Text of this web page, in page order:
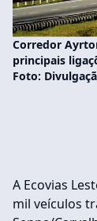
Corredor
principais
Foto:
A Ecovias
mil veículos